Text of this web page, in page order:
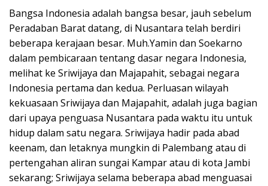
Bangsa Indonesia adalah bangsa besar, jauh sebelum
Peradaban Barat datang, di Nusantara telah berdiri
beberapa kerajaan besar. Muh.Yamin dan Soekarno
dalam pembicaraan tentang dasar negara Indonesia,
melihat ke Sriwijaya dan Majapahit, sebagai negara
Indonesia pertama dan kedua. Perluasan wilayah
kekuasaan Sriwijaya dan Majapahit, adalah juga bagian
dari upaya penguasa Nusantara pada waktu itu untuk
hidup dalam satu negara. Sriwijaya hadir pada abad
keenam, dan letaknya mungkin di Palembang atau di
pertengahan aliran sungai Kampar atau di kota Jambi
sekarang; Sriwijaya selama beberapa abad menguasai